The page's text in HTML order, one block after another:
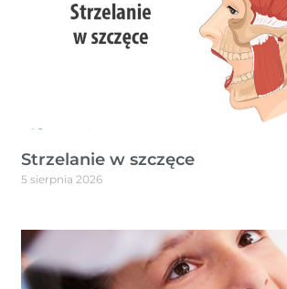
Strzelanie w szczęce
5 sierpnia 2026